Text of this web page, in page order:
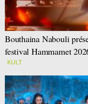
Bouthaina Nabouli
festival Hammamet
KULT